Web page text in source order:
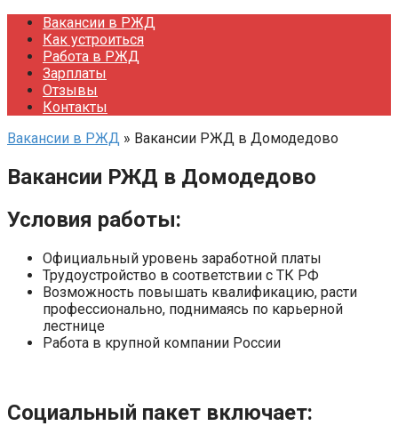
Перейти
контенту
Вакансии в РЖД
Как устроиться
Работа в РЖД
Зарплаты
Отзывы
Контакты
Вакансии в РЖД » Вакансии РЖД в Домодедово
Вакансии РЖД в Домодедово
Условия работы:
Официальный уровень заработной платы
Трудоустройство в соответствии с ТК РФ
Возможность повышать квалификацию, расти
профессионально, поднимаясь по карьерной
лестнице
Работа в крупной компании России
Социальный пакет включает: